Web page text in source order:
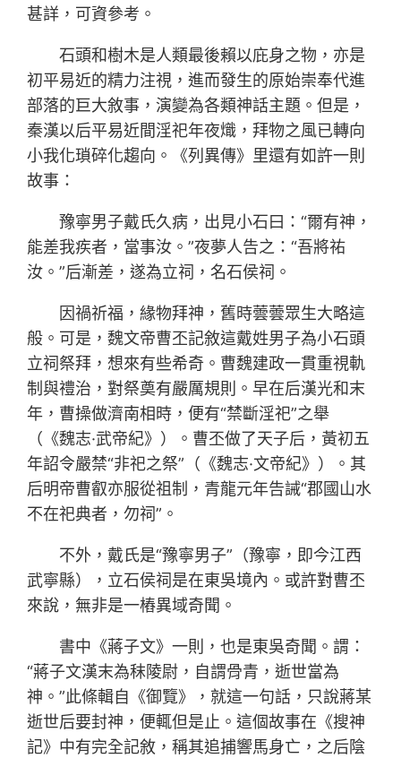
甚詳，可資參考。
石頭和樹木是人類最後賴以庇身之物，亦是
初平易近的精力注視，進而發生的原始崇奉代進
部落的巨大敘事，演變為各類神話主題。但是，
秦漢以后平易近間淫祀年夜熾，拜物之風已轉向
小我化瑣碎化趨向。《列異傳》里還有如許一則
故事：
豫寧男子戴氏久病，出見小石曰：“爾有神，
能差我疾者，當事汝。”夜夢人告之：“吾將祐
汝。”后漸差，遂為立祠，名石侯祠。
因禍祈福，緣物拜神，舊時蕓蕓眾生大略這
般。可是，魏文帝曹丕記敘這戴姓男子為小石頭
立祠祭拜，想來有些希奇。曹魏建政一貫重視軌
制與禮治，對祭奠有嚴厲規則。早在后漢光和末
年，曹操做濟南相時，便有“禁斷淫祀”之舉
（《魏志·武帝紀》）。曹丕做了天子后，黃初五
年詔令嚴禁“非祀之祭”（《魏志·文帝紀》）。其
后明帝曹叡亦服從祖制，青龍元年告誡“郡國山水
不在祀典者，勿祠”。
不外，戴氏是“豫寧男子”（豫寧，即今江西
武寧縣），立石侯祠是在東吳境內。或許對曹丕
來說，無非是一樁異域奇聞。
書中《蔣子文》一則，也是東吳奇聞。謂：
“蔣子文漢末為秣陵尉，自謂骨青，逝世當為
神。”此條輯自《御覽》，就這一句話，只說蔣某
逝世后要封神，便輒但是止。這個故事在《搜神
記》中有完全記敘，稱其追捕響馬身亡，之后陰